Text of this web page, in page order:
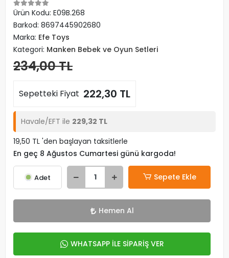
Ürün Kodu: E09B.268
Barkod: 8697445902680
Marka: Efe Toys
Kategori: Manken Bebek ve Oyun Setleri
234,00 TL
Sepetteki Fiyat 222,30 TL
Havale/EFT ile 229,32 TL
19,50 TL 'den başlayan taksitlerle
En geç 8 Ağustos Cumartesi günü kargoda!
Adet Sepete Ekle
Hemen Al
WHATSAPP İLE SİPARİŞ VER